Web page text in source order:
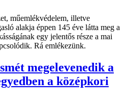
műemlékvédelem, illetve
alakja éppen 145 éve látta meg a
egy jelentős része a mai
Rá emlékezünk.
megelevenedik a
a középkori